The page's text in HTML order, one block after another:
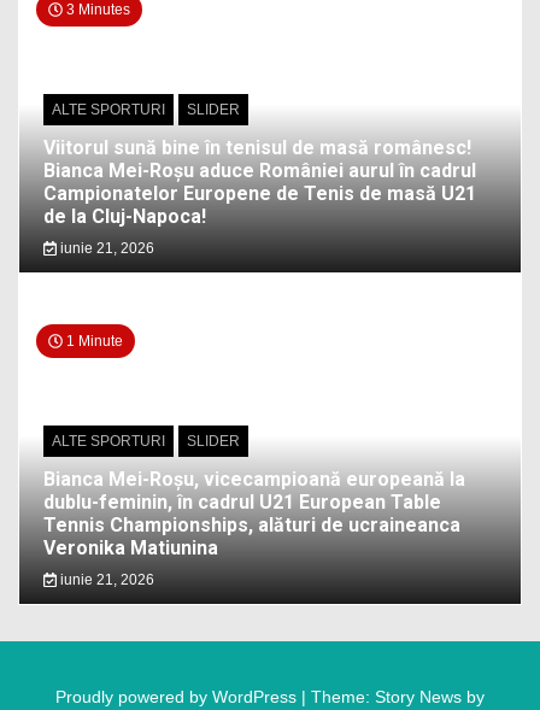
3 Minutes
ALTE SPORTURI SLIDER
Viitorul sună bine în tenisul de masă românesc!
Bianca Mei-Roșu aduce României aurul în cadrul
Campionatelor Europene de Tenis de masă U21
de la Cluj-Napoca!
iunie 21, 2026
1 Minute
ALTE SPORTURI SLIDER
Bianca Mei-Roșu, vicecampioană europeană la
dublu-feminin, în cadrul U21 European Table
Tennis Championships, alături de ucraineanca
Veronika Matiunina
iunie 21, 2026
Proudly powered by WordPress | Theme: Story News by